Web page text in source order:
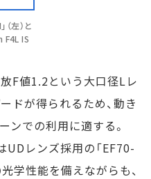
左）と
F4L IS
F値1.2という大口径Lレ
ドが得られるため、動き
ンでの利用に適する。
レンズ採用の「EF70-
学性能を備えながらも、